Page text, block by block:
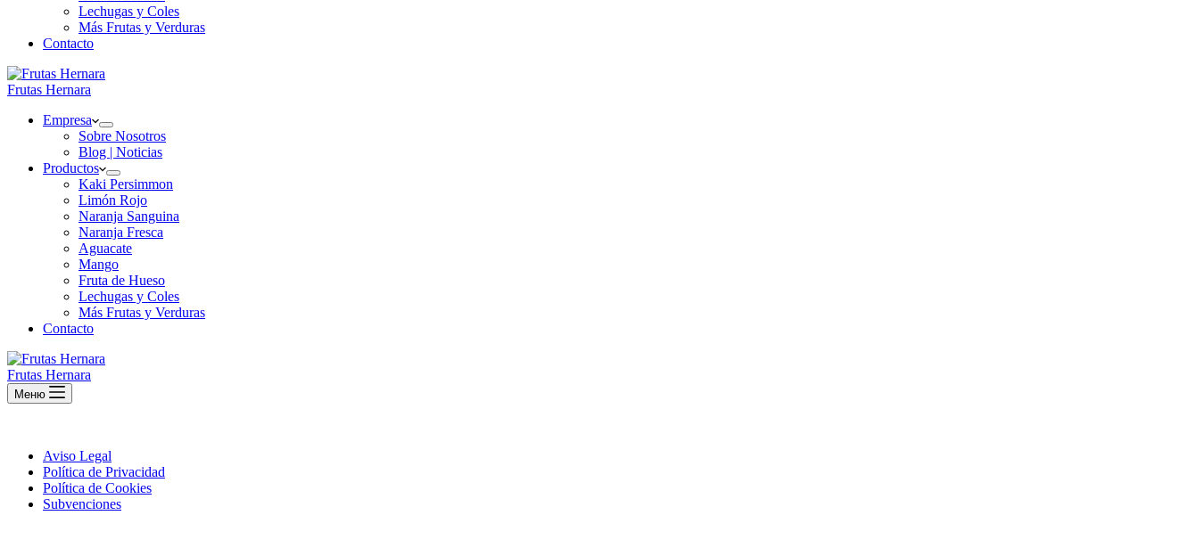
Lechugas y Coles
Más Frutas y Verduras
Contacto
Frutas Hernara
Empresa
Sobre Nosotros
Blog | Noticias
Productos
Kaki Persimmon
Limón Rojo
Naranja Sanguina
Naranja Fresca
Aguacate
Mango
Fruta de Hueso
Lechugas y Coles
Más Frutas y Verduras
Contacto
Frutas Hernara
Меню
Aviso Legal
Política de Privacidad
Política de Cookies
Subvenciones